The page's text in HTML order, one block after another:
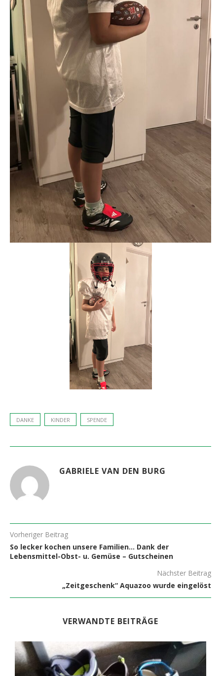
DANKE KINDER SPENDE
GABRIELE VAN DEN BURG
Vorheriger Beitrag
So lecker kochen unsere Familien… Dank der
Lebensmittel-Obst- u. Gemüse – Gutscheinen
Nächster Beitrag
„Zeitgeschenk“ Aquazoo wurde eingelöst
VERWANDTE BEITRÄGE